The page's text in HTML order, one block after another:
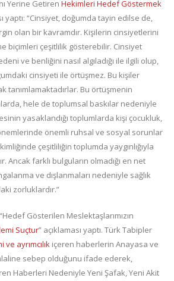
Yerine Getiren Hekimleri Hedef Göstermek
yaptı: “Cinsiyet, doğumda tayin edilse de,
olan bir kavramdır. Kişilerin cinsiyetlerini
biçimleri çeşitlilik gösterebilir. Cinsiyet
ve benliğini nasıl algıladığı ile ilgili olup,
cinsiyeti ile örtüşmez. Bu kişiler
tanımlamaktadırlar. Bu örtüşmenin
hele de toplumsal baskılar nedeniyle
yasaklandığı toplumlarda kişi çocukluk,
önemli ruhsal ve sosyal sorunlar
çeşitliliğin toplumda yaygınlığıyla
Ancak farklı bulguların olmadığı en net
ve dışlanmaları nedeniyle sağlık
zorluklardır.”
Gösterilen Meslektaşlarımızın
Suçtur” açıklaması yaptı. Türk Tabipler
ayrımcılık içeren haberlerin Anayasa ve
sebep olduğunu ifade ederek,
Haberleri Nedeniyle Yeni Şafak, Yeni Akit